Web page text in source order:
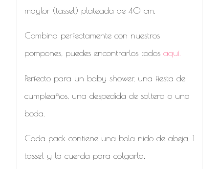
maylor (tassel) plateada de 40 cm.
Combina perfectamente con nuestros
pompones, puedes encontrarlos todos aquí.
Perfecto para un baby shower, una fiesta de
cumpleaños, una despedida de soltera o una
boda.
Cada pack contiene una bola nido de abeja, 1
tassel y la cuerda para colgarla.